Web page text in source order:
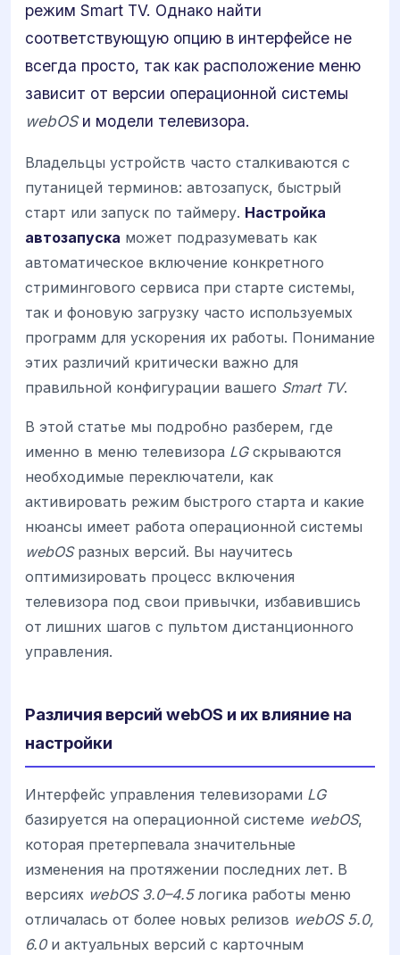
режим Smart TV. Однако найти
соответствующую опцию в интерфейсе не
всегда просто, так как расположение меню
зависит от версии операционной системы
webOSи модели телевизора.
Владельцы устройств часто сталкиваются с
путаницей терминов: автозапуск, быстрый
старт или запуск по таймеру. Настройка
автозапуска может подразумевать как
автоматическое включение конкретного
стримингового сервиса при старте системы,
так и фоновую загрузку часто используемых
программ для ускорения их работы. Понимание
этих различий критически важно для
правильной конфигурации вашего Smart TV.
В этой статье мы подробно разберем, где
именно в меню телевизора LGскрываются
необходимые переключатели, как
активировать режим быстрого старта и какие
нюансы имеет работа операционной системы
webOSразных версий. Вы научитесь
оптимизировать процесс включения
телевизора под свои привычки, избавившись
от лишних шагов с пультом дистанционного
управления.
Различия версий webOS и их влияние на
настройки
Интерфейс управления телевизорами LG
базируется на операционной системе webOS,
которая претерпевала значительные
изменения на протяжении последних лет. В
версиях webOS 3.0–4.5логика работы меню
отличалась от более новых релизов webOS 5.0,
6.0и актуальных версий с карточным